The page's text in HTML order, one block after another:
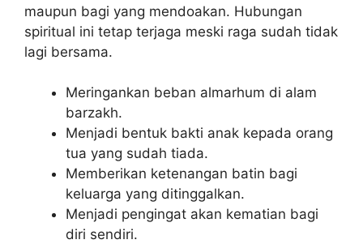
maupun bagi yang mendoakan. Hubungan
spiritual ini tetap terjaga meski raga sudah tidak
lagi bersama.
Meringankan beban almarhum di alam
barzakh.
Menjadi bentuk bakti anak kepada orang
tua yang sudah tiada.
Memberikan ketenangan batin bagi
keluarga yang ditinggalkan.
Menjadi pengingat akan kematian bagi
diri sendiri.